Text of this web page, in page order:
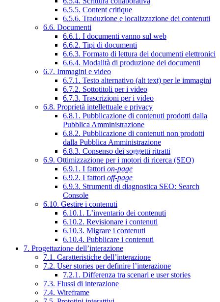
6.5.5. Content critique
6.5.6. Traduzione e localizzazione dei contenuti
6.6. Documenti
6.6.1. I documenti vanno sul web
6.6.2. Tipi di documenti
6.6.3. Formato di lettura dei documenti elettronici
6.6.4. Modalità di produzione dei documenti
6.7. Immagini e video
6.7.1. Testo alternativo (alt text) per le immagini
6.7.2. Sottotitoli per i video
6.7.3. Trascrizioni per i video
6.8. Proprietà intellettuale e privacy
6.8.1. Pubblicazione di contenuti prodotti dalla
Pubblica Amministrazione
6.8.2. Pubblicazione di contenuti non prodotti
dalla Pubblica Amministrazione
6.8.3. Consenso dei soggetti ritratti
6.9. Ottimizzazione per i motori di ricerca (SEO)
6.9.1. I fattori on-page
6.9.2. I fattori off-page
6.9.3. Strumenti di diagnostica SEO: Search
Console
6.10. Gestire i contenuti
6.10.1. L’inventario dei contenuti
6.10.2. Revisionare i contenuti
6.10.3. Migrare i contenuti
6.10.4. Pubblicare i contenuti
7. Progettazione dell’interazione
7.1. Caratteristiche dell’interazione
7.2. User stories per definire l’interazione
7.2.1. Differenza tra scenari e user stories
7.3. Flussi di interazione
7.4. Wireframe